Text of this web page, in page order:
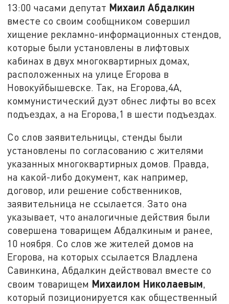
13:00 часами депутат Михаил Абдалкин
вместе со своим сообщником совершил
хищение рекламно-информационных стендов,
которые были установлены в лифтовых
кабинах в двух многоквартирных домах,
расположенных на улице Егорова в
Новокуйбышевске. Так, на Егорова,4А,
коммунистический дуэт обнес лифты во всех
подъездах, а на Егорова,1 в шести подъездах.
Со слов заявительницы, стенды были
установлены по согласованию с жителями
указанных многоквартирных домов. Правда,
на какой-либо документ, как например,
договор, или решение собственников,
заявительница не ссылается. Зато она
указывает, что аналогичные действия были
совершена товарищем Абдалкиным и ранее,
10 ноября. Со слов же жителей домов на
Егорова, на которых ссылается Владлена
Савинкина, Абдалкин действовал вместе со
своим товарищем Михаилом Николаевым,
который позиционируется как общественный